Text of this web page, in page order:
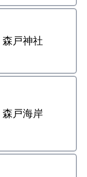
森戸神社
森戸海岸